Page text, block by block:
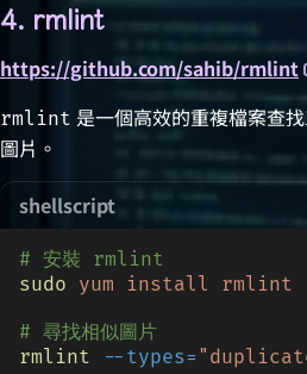
4. rmlint
https://github.com/sahib/rmlint
rmlint 是一個高效的重複檔案查
圖片。
shellscript
# 安裝 rmlint
sudo yum install rmlint
# 尋找相似圖片
rmlint --types=